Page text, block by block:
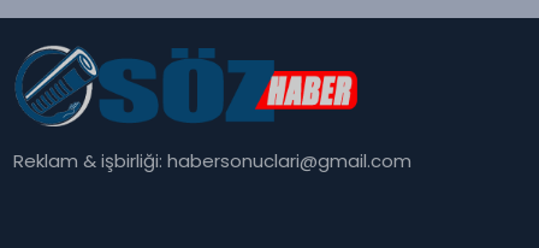
Reklam & işbirliği:habersonuclari@gmail.com